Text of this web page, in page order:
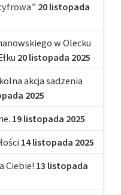
20 listopada
w Olecku
20 listopada 2025
akcja sadzenia
2025
19 listopada 2025
14 listopada 2025
Ciebie! 13 listopada